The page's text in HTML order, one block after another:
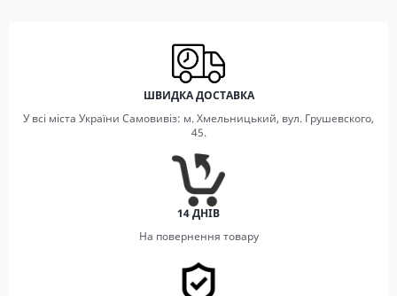
ШВИДКА ДОСТАВКА
У всі міста України Самовивіз: м. Хмельницький, вул. Грушевского,
45.
14 ДНІВ
На повернення товару